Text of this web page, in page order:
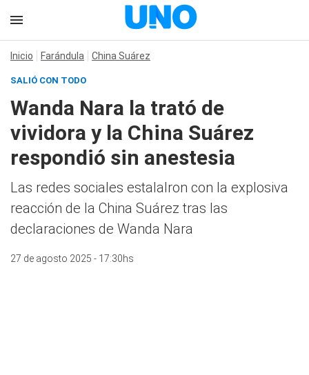
Inicio Farándula China Suárez
SALIÓ CON TODO
Wanda Nara la trató de
vividora y la China Suárez
respondió sin anestesia
Las redes sociales estalalron con la explosiva
reacción de la China Suárez tras las
declaraciones de Wanda Nara
27 de agosto 2025 - 17:30hs